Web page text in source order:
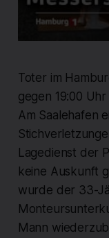
Toter im
gegen 19:00
Am Saalehafen
Lagedienst der
keine Auskunft
wurde der 33-
Mann